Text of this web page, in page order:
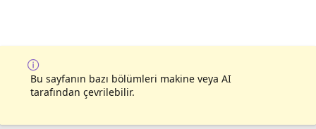
Bu sayfanın bazı bölümleri makine veya AI
tarafından çevrilebilir.